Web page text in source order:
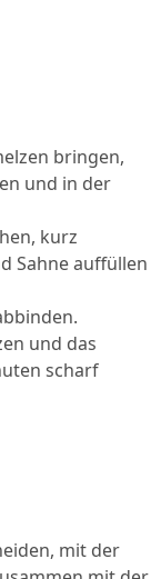
bringen,
und in der
kurz
Sahne auffüllen
und das
scharf
mit der